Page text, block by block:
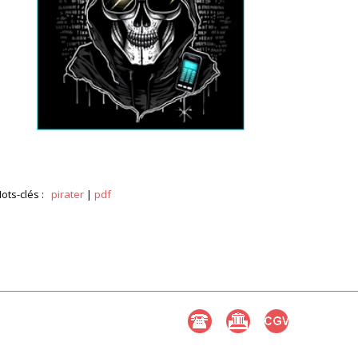
clés : pirater | pdf